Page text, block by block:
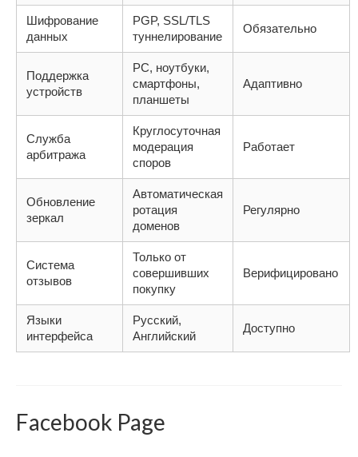
Шифрование
данных
PGP, SSL/TLS
туннелирование
Обязательно
Поддержка
устройств
PC, ноутбуки,
смартфоны,
планшеты
Адаптивно
Служба
арбитража
Круглосуточная
модерация
споров
Работает
Обновление
зеркал
Автоматическая
ротация
доменов
Регулярно
Система
отзывов
Только от
совершивших
покупку
Верифицировано
Языки
интерфейса
Русский,
Английский
Доступно
Facebook Page